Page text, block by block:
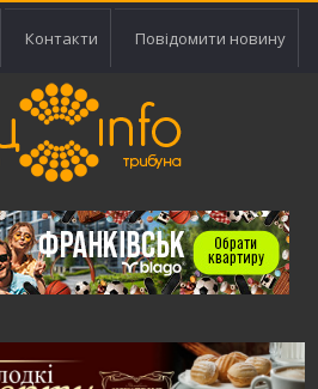
Контакти Повідомити новину